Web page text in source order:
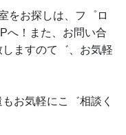
をお探しは、フ゜ロ
へ！また、お問い合
ますのて゛、お気軽
お気軽にこ゛相談く